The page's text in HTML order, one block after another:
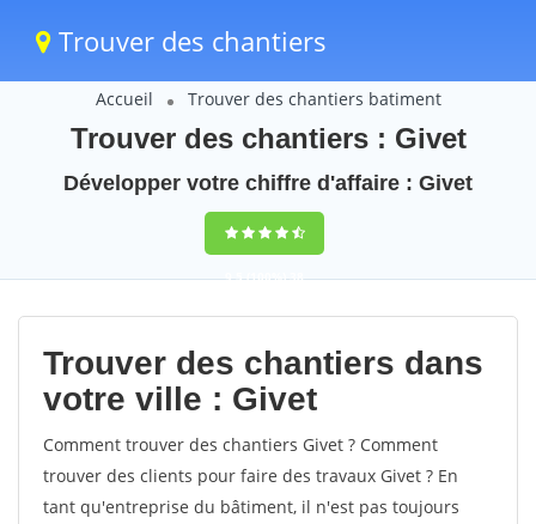
Trouver des chantiers
Accueil Trouver des chantiers batiment
Trouver des chantiers : Givet
Développer votre chiffre d'affaire : Givet
9,5(100%)38
votes
Trouver des chantiers dans
votre ville : Givet
Comment trouver des chantiers Givet ? Comment
trouver des clients pour faire des travaux Givet ? En
tant qu'entreprise du bâtiment, il n'est pas toujours